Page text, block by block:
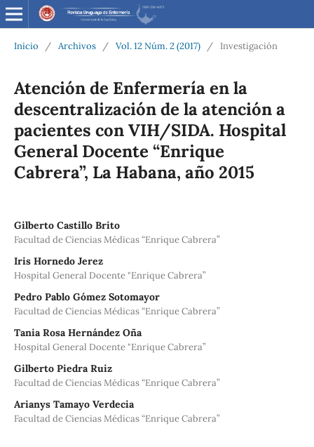
Inicio / Archivos / Vol. 12 Núm. 2 (2017) / Investigación
Atención de Enfermería en la
descentralización de la atención a
pacientes con VIH/SIDA. Hospital
General Docente “Enrique
Cabrera”, La Habana, año 2015
Gilberto Castillo Brito
Facultad de Ciencias Médicas “Enrique Cabrera”
Iris Hornedo Jerez
Hospital General Docente "Enrique Cabrera”
Pedro Pablo Gómez Sotomayor
Facultad de Ciencias Médicas “Enrique Cabrera”
Tania Rosa Hernández Oña
Hospital General Docente "Enrique Cabrera”
Gilberto Piedra Ruiz
Facultad de Ciencias Médicas “Enrique Cabrera”
Arianys Tamayo Verdecia
Facultad de Ciencias Médicas “Enrique Cabrera”